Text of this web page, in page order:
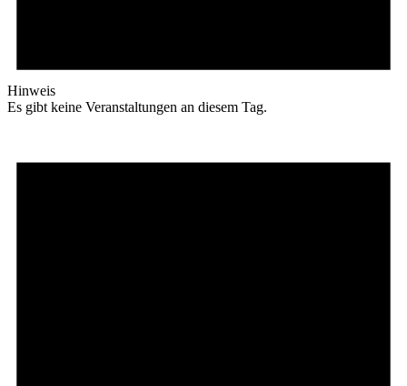
Hinweis
Es gibt keine Veranstaltungen an diesem Tag.